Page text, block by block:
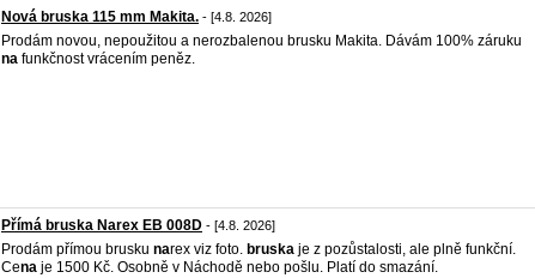
Nová bruska 115 mm Makita. - [4.8. 2026]
Prodám novou, nepoužitou a nerozbalenou brusku Makita. Dávám 100% záruku
na funkčnost vrácením peněz.
Přímá bruska Narex EB 008D - [4.8. 2026]
Prodám přímou brusku narex viz foto. bruska je z pozůstalosti, ale plně funkční.
Cena je 1500 Kč. Osobně v Náchodě nebo pošlu. Platí do smazání.